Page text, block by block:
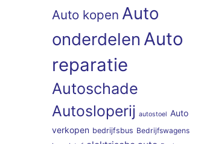
Auto kopen Auto
onderdelen Auto
reparatie
Autoschade
Autosloperij autostoel Auto
verkopen bedrijfsbus Bedrijfswagens